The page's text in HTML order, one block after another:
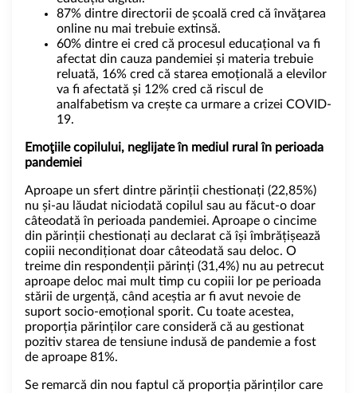
87% dintre directorii de școală cred că învăţarea
online nu mai trebuie extinsă.
60% dintre ei cred că procesul educațional va fi
afectat din cauza pandemiei și materia trebuie
reluată, 16% cred că starea emoțională a elevilor
va fi afectată și 12% cred că riscul de
analfabetism va crește ca urmare a crizei COVID-
19.
Emoţiile copilului, neglijate în mediul rural în perioada
pandemiei
Aproape un sfert dintre părinții chestionați (22,85%)
nu și-au lăudat niciodată copilul sau au făcut-o doar
câteodată în perioada pandemiei. Aproape o cincime
din părinții chestionați au declarat că își îmbrățișează
copiii necondiționat doar câteodată sau deloc. O
treime din respondenții părinți (31,4%) nu au petrecut
aproape deloc mai mult timp cu copiii lor pe perioada
stării de urgență, când aceștia ar fi avut nevoie de
suport socio-emoțional sporit. Cu toate acestea,
proporția părinților care consideră că au gestionat
pozitiv starea de tensiune indusă de pandemie a fost
de aproape 81%.
Se remarcă din nou faptul că proporția părinților care